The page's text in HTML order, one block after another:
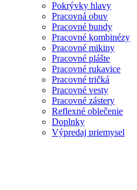
Pokrývky hlavy
Pracovná obuv
Pracovné bundy
Pracovné kombinézy
Pracovné mikiny
Pracovné plášte
Pracovné rukavice
Pracovné tričká
Pracovné vesty
Pracovné zástery
Reflexné oblečenie
Doplnky
Výpredaj priemysel